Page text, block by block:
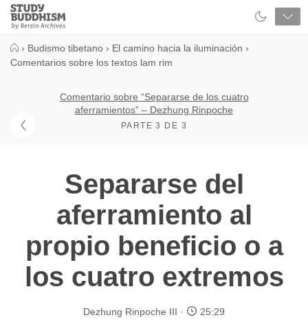
Close
Study
Buddhism
› Budismo tibetano › El camino hacia la iluminación ›
Comentarios sobre los textos lam rim
Comentario sobre “Separarse de los cuatro
aferramientos” – Dezhung Rinpoche
PARTE 3 DE 3
Separarse del
aferramiento al
propio beneficio o a
los cuatro extremos
Dezhung Rinpoche III 25:29